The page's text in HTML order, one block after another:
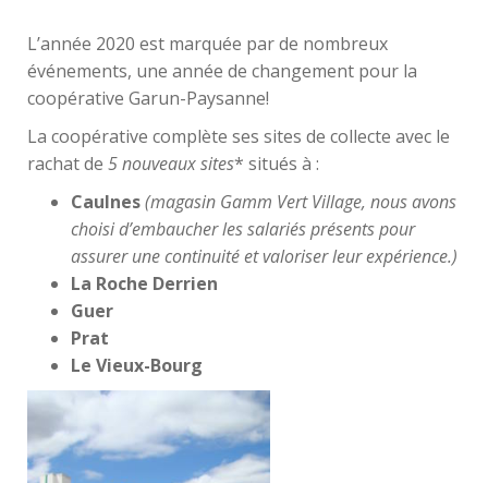
L’année 2020 est marquée par de nombreux
événements, une année de changement pour la
coopérative Garun-Paysanne!
La coopérative complète ses sites de collecte avec le
rachat de 5 nouveaux sites* situés à :
Caulnes(magasin Gamm Vert Village, nous avons
choisi d’embaucher les salariés présents pour
assurer une continuité et valoriser leur expérience.)
La Roche Derrien
Guer
Prat
Le Vieux-Bourg